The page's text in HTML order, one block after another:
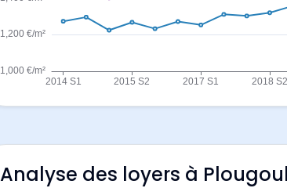
Analyse des loyers à